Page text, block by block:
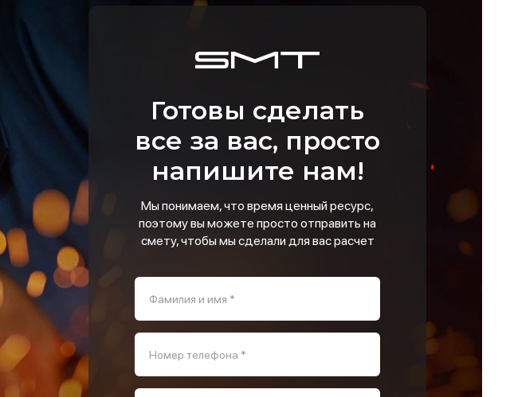
Готовы сделать
все за вас, просто
напишите нам!
Мы понимаем, что время ценный ресурс,
поэтому вы можете просто отправить на
смету, чтобы мы сделали для вас расчет
Фамилия и имя *
Номер телефона *